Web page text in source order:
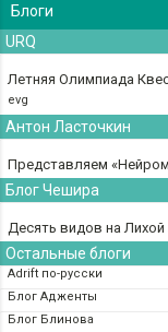
Блоги
URQ
Летняя Олимпиада
evg
Антон Ласточкин
Представляем
Блог Чешира
Десять видов на Лихой
Остальные блоги
Adrift по-русски
Блог Адженты
Блог Блинова